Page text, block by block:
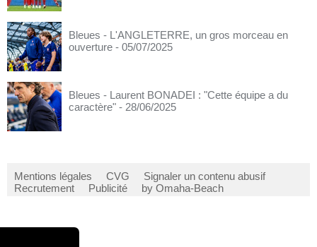
Bleues - L'ANGLETERRE, un gros morceau en
ouverture - 05/07/2025
Bleues - Laurent BONADEI : "Cette équipe a du
caractère" - 28/06/2025
Mentions légales CVG
Signaler un contenu abusif
Recrutement
Publicité by Omaha-Beach